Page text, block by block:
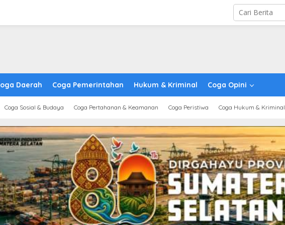
Daerah Coga Pemerintahan Hukum & Kriminal Coga Opini
Coga Sosial & Budaya Coga Pertahanan & Keamanan Coga Peristiwa Coga Hukum & Kriminal